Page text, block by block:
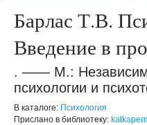
Барлас Т.В.
Введение в
. —— М.:
психологии и
В каталоге: Психология
Прислано в библиотеку: